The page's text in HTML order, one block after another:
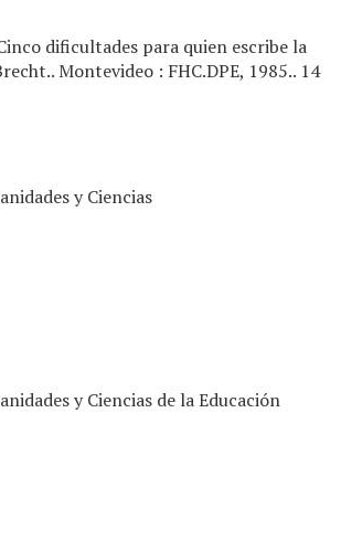
dificultades para quien escribe la
Montevideo : FHC.DPE, 1985.. 14
y Ciencias
y Ciencias de la Educación